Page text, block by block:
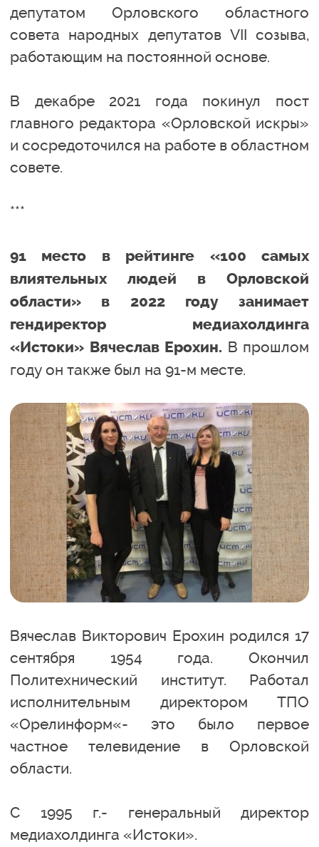
депутатом Орловского областного
совета народных депутатов VII cозыва,
работающим на постоянной основе.
В декабре 2021 года покинул пост
главного редактора «Орловской искры»
и сосредоточился на работе в областном
совете.
***
91 место в рейтинге «100 самых
влиятельных людей в Орловской
области» в 2022 году занимает
гендиректор медиахолдинга
«Истоки» Вячеслав Ерохин. В прошлом
году он также был на 91-м месте.
Вячеслав Викторович Ерохин родился 17
сентября 1954 года. Окончил
Политехнический институт. Работал
исполнительным директором ТПО
«Орелинформ«- это было первое
частное телевидение в Орловской
области.
С 1995 г.- генеральный директор
медиахолдинга «Истоки».